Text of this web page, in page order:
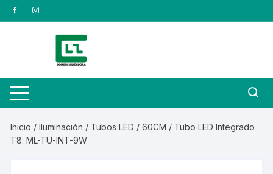
Saltar
al
Inicio /Iluminación / Tubos LED /60CM / Tubo LED Integrado
T8. ML-TU-INT-9W